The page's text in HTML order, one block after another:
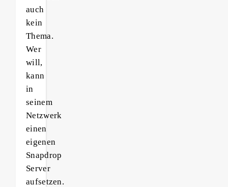
auch
kein
Thema.
Wer
will,
kann
in
seinem
Netzwerk
einen
eigenen
Snapdrop
Server
aufsetzen.